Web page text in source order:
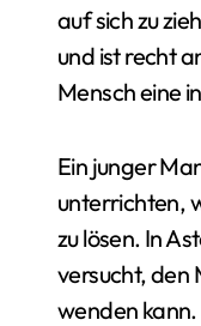
auf sich zu
und ist recht
Mensch eine
Ein junger
unterrichten,
zu lösen. In
versucht, den
wenden kann.